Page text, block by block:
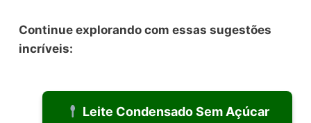
Continue explorando com essas sugestões
incríveis:
Leite Condensado Sem Açúcar